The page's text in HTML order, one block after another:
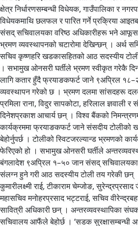
क्षेत्र निर्धारणसम्बन्धी विधेयक, गाउँपालिका र
विधेयकमाथि छलफल र पारित गर्ने प्रक्रिया
संसद् सचिवालयका वरिष्ठ अधिकारीहरू भने
भ्रमण व्यवस्थापनको चटारोमा देखिन्छन् । अर्थ
सचिव कृष्णहरि खडकासहितको आठ सदस्यीय
। सभामुख ओनसरी घर्तीले भ्रमण स्वीकृत गरेकै
लागि कतार हुँदै फ्रयाङकफर्ट जाने ९अप्रिल
व्यवस्थापन गरेको छ । भ्रमण दलमा सांसदहरू
प्रमिला राना, विदुर सापकोटा, हरिलाल
दिनेशप्रकाश आचार्य छन् । विश्व बैंकको
कार्यक्रममा फ्रयाङकफर्ट जाने संसदीय टोलीको
बेहोर्नुपर्छ । टोलीको स्विटजरल्यान्ड भ्रमणको
फेरिएको हो । सभामुख ओनसरी घर्तीले
बंगलादेश ९अप्रिल १–५० जान संसद्
संलग्न हुने गरी आठ सदस्यीय टोली तय गरेकी छन्
कुमारीलक्ष्मी राई, टीकाराम चेम्जोङ,
महासचिव मनोहरप्रसाद भट्टराई, सचिव
सावित्री अधिकारी छन् । अन्तरव्यवस्थापिका
सचिवालय आफैंले बेहोर्छ । ‘सडक सुरक्षासम्बन्धी